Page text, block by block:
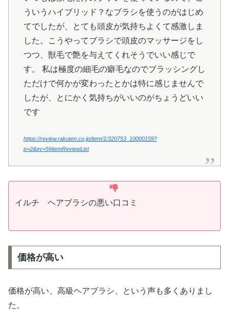
ういうハイブリッド？なブラシを使うのがはじめ
てでしたが、とても頭皮が気持ちよくて感激しま
した。こうやってブラシで頭皮のマッサージをし
つつ、獣毛で艶を与えてくれそうでいい感じで
す。 私は極度の細毛の癖毛なのでブラッシングし
ただけで何かが変わったとかは特に感じませんで
したが、とにかく気持ちがいいのがちょうどいい
です
https://review.rakuten.co.jp/item/1/320753_10000159?
p=2&ev=5#itemReviewList
イルチ ヘアブラシの悪い口コミ
価格が高い
価格が高い、高級ヘアブラシ、という声も多くありまし
た。